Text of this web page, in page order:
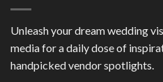
Unleash your dream wedding
media for a daily dose of
handpicked vendor spotlights.